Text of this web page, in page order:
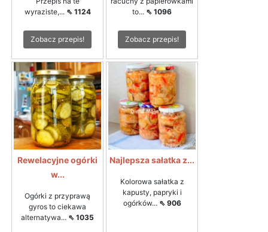
wyraziste,... ⇖ 1124
Zobacz przepis!
to... ⇖ 1096
Zobacz przepis!
Rewelacyjne ogórki
w...
Ogórki z przyprawą
gyros to ciekawa
alternatywa... ⇖ 1035
Najlepsza sałatka z...
Kolorowa sałatka z
kapusty, papryki i
ogórków... ⇖ 906